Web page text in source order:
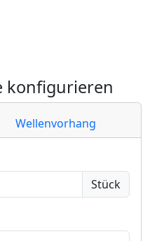
konfigurieren
Wellenvorhang
Stück